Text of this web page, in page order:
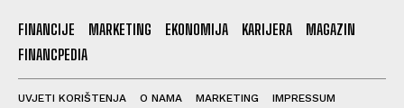
FINANCIJE MARKETING EKONOMIJA KARIJERA
MAGAZIN
FINANCPEDIA
UVJETI KORIŠTENJA O NAMA MARKETING
IMPRESSUM